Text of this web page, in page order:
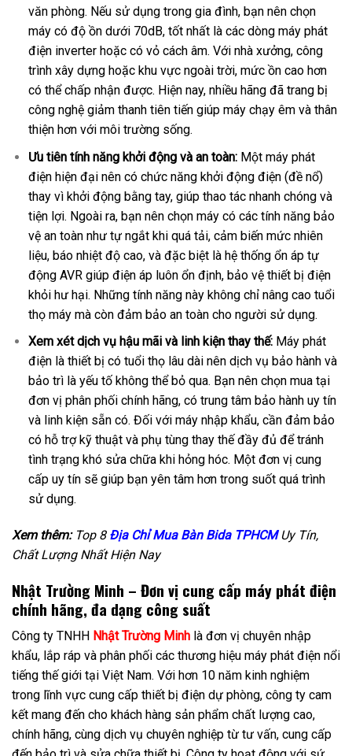
văn phòng. Nếu sử dụng trong gia đình, bạn nên chọn
máy có độ ồn dưới 70dB, tốt nhất là các dòng máy phát
điện inverter hoặc có vỏ cách âm. Với nhà xưởng, công
trình xây dựng hoặc khu vực ngoài trời, mức ồn cao hơn
có thể chấp nhận được. Hiện nay, nhiều hãng đã trang bị
công nghệ giảm thanh tiên tiến giúp máy chạy êm và thân
thiện hơn với môi trường sống.
Ưu tiên tính năng khởi động và an toàn:Một máy phát
điện hiện đại nên có chức năng khởi động điện (đề nổ)
thay vì khởi động bằng tay, giúp thao tác nhanh chóng và
tiện lợi. Ngoài ra, bạn nên chọn máy có các tính năng bảo
vệ an toàn như tự ngắt khi quá tải, cảm biến mức nhiên
liệu, báo nhiệt độ cao, và đặc biệt là hệ thống ổn áp tự
động AVR giúp điện áp luôn ổn định, bảo vệ thiết bị điện
khỏi hư hại. Những tính năng này không chỉ nâng cao tuổi
thọ máy mà còn đảm bảo an toàn cho người sử dụng.
Xem xét dịch vụ hậu mãi và linh kiện thay thế:Máy phát
điện là thiết bị có tuổi thọ lâu dài nên dịch vụ bảo hành và
bảo trì là yếu tố không thể bỏ qua. Bạn nên chọn mua tại
đơn vị phân phối chính hãng, có trung tâm bảo hành uy tín
và linh kiện sẵn có. Đối với máy nhập khẩu, cần đảm bảo
có hỗ trợ kỹ thuật và phụ tùng thay thế đầy đủ để tránh
tình trạng khó sửa chữa khi hỏng hóc. Một đơn vị cung
cấp uy tín sẽ giúp bạn yên tâm hơn trong suốt quá trình
sử dụng.
Xem thêm:Top 8 Địa Chỉ Mua Bàn Bida TPHCMUy Tín,
Chất Lượng Nhất Hiện Nay
Nhật Trường Minh – Đơn vị cung cấp máy phát điện
chính hãng, đa dạng công suất
Công ty TNHH Nhật Trường Minh là đơn vị chuyên nhập
khẩu, lắp ráp và phân phối các thương hiệu máy phát điện nổi
tiếng thế giới tại Việt Nam. Với hơn 10 năm kinh nghiệm
trong lĩnh vực cung cấp thiết bị điện dự phòng, công ty cam
kết mang đến cho khách hàng sản phẩm chất lượng cao,
chính hãng, cùng dịch vụ chuyên nghiệp từ tư vấn, cung cấp